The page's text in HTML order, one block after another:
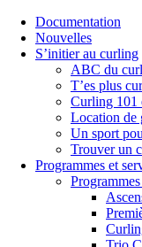
Documentation
Nouvelles
S’initier au curling
ABC du
T’es plus
Curling 101
Location de
Un sport
Trouver un
Programmes et